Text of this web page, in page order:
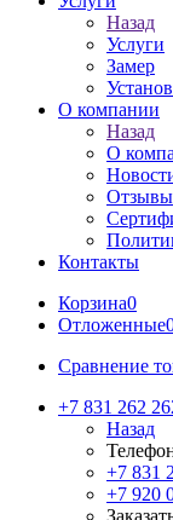
Назад
Услуги
Замер
О компании
Назад
О
Отзывы
Контакты
Корзина0
Отложенные
Сравнение
+7 831 262
Назад
+7 831
+7 920